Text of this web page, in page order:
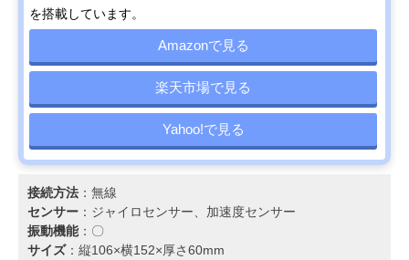
を搭載しています。
Amazonで見る
楽天市場で見る
Yahoo!で見る
接続方法 ：無線
センサー ：ジャイロセンサー、加速度センサー
振動機能：〇
サイズ：縦106×横152×厚さ60mm